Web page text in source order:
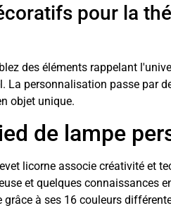
pour la
des éléments rappelant
La personnalisation passe par
objet unique.
de lampe
licorne associe créativité et
et quelques connaissances
à ses 16 couleurs